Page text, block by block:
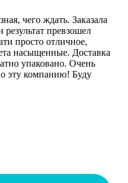
чего ждать. Заказала
превзошел
просто отличное,
насыщенные. Доставка
упаковано. Очень
эту компанию! Буду